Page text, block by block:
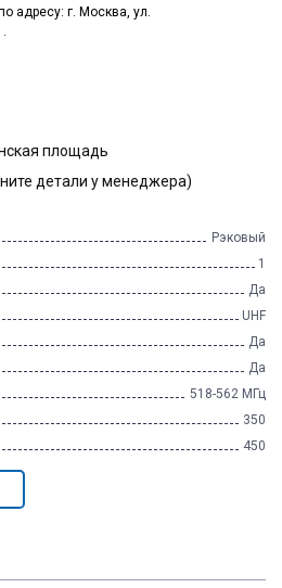
площадь
детали у менеджера)
Рэковый
1
Да
UHF
Да
Да
518-562 МГц
350
450
адресу: г. Москва, ул.